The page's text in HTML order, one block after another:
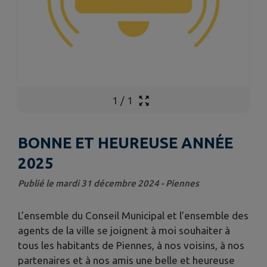
1 / 1
BONNE ET HEUREUSE ANNÉE
2025
Publié le mardi 31 décembre 2024 - Piennes
L’ensemble du Conseil Municipal et l’ensemble des
agents de la ville se joignent à moi souhaiter à
tous les habitants de Piennes, à nos voisins, à nos
partenaires et à nos amis une belle et heureuse